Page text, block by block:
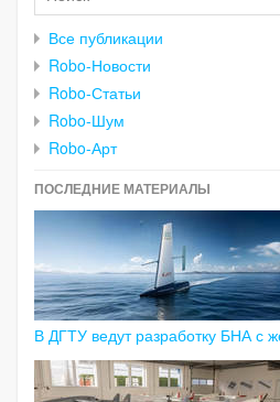
Все публикации
Robo-Новости
Robo-Статьи
Robo-Шум
Robo-Арт
ПОСЛЕДНИЕ МАТЕРИАЛЫ
В ДГТУ ведут разработку БНА с